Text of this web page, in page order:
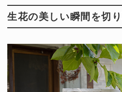
生花の美しい瞬間を切